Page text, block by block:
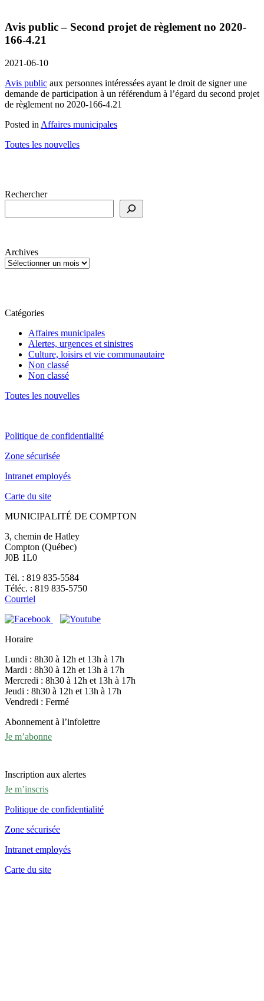
Avis public – Second projet de règlement no 2020-
166-4.21
2021-06-10
Avis public aux personnes intéressées ayant le droit de signer une
demande de participation à un référendum à l’égard du second projet
de règlement no 2020-166-4.21
Posted in Affaires municipales
Toutes les nouvelles
Rechercher
Archives
Catégories
Affaires municipales
Alertes, urgences et sinistres
Culture, loisirs et vie communautaire
Non classé
Non classé
Toutes les nouvelles
Politique de confidentialité
Zone sécurisée
Intranet employés
Carte du site
MUNICIPALITÉ DE COMPTON
3, chemin de Hatley
Compton (Québec)
J0B 1L0
Tél. : 819 835-5584
Téléc. : 819 835-5750
Courriel
Horaire
Lundi : 8h30 à 12h et 13h à 17h
Mardi : 8h30 à 12h et 13h à 17h
Mercredi : 8h30 à 12h et 13h à 17h
Jeudi : 8h30 à 12h et 13h à 17h
Vendredi : Fermé
Abonnement à l’infolettre
Je m’abonne
Inscription aux alertes
Je m’inscris
Politique de confidentialité
Zone sécurisée
Intranet employés
Carte du site